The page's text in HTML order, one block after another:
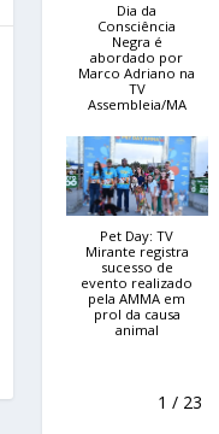
Dia da
Consciência
Negra é
abordado por
Marco Adriano na
TV
Assembleia/MA
Pet Day: TV
Mirante registra
sucesso de
evento realizado
pela AMMA em
prol da causa
animal
1 / 23